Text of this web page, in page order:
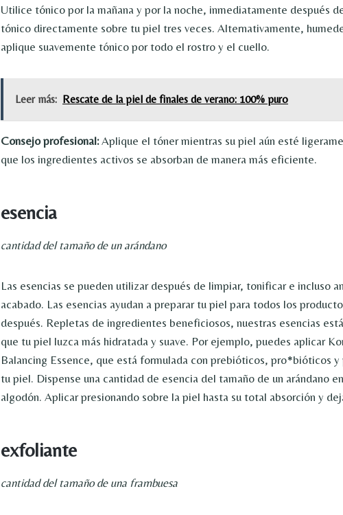
Utilice tónico por la mañana y por la noche, inmediatamente después
tónico directamente sobre tu piel tres veces. Alternativamente,
aplique suavemente tónico por todo el rostro y el cuello.
Leer más: Rescate de la piel de finales de verano: 100% puro
Consejo profesional:Aplique el tóner mientras su piel aún esté
que los ingredientes activos se absorban de manera más eficiente.
esencia
cantidad del tamaño de un arándano
Las esencias se pueden utilizar después de limpiar, tonificar e incluso
acabado. Las esencias ayudan a preparar tu piel para todos los
después. Repletas de ingredientes beneficiosos, nuestras esencias
que tu piel luzca más hidratada y suave. Por ejemplo, puedes aplicar
Balancing Essence, que está formulada con prebióticos, pro*bióticos
tu piel. Dispense una cantidad de esencia del tamaño de un arándano
algodón. Aplicar presionando sobre la piel hasta su total absorción y
exfoliante
cantidad del tamaño de una frambuesa